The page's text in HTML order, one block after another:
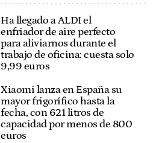
Ha llegado a ALDI el
enfriador de aire perfecto
para aliviarnos durante el
trabajo de oficina: cuesta solo
9,99 euros
Xiaomi lanza en España su
mayor frigorífico hasta la
fecha, con 621 litros de
capacidad por menos de 800
euros